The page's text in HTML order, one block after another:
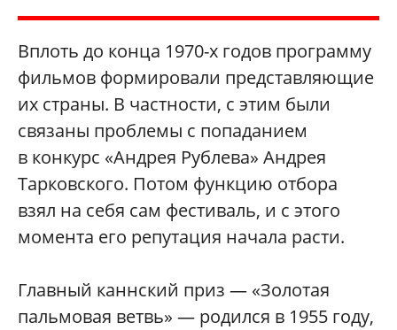
Вплоть до конца 1970-х годов программу
фильмов формировали представляющие
их страны. В частности, с этим были
связаны проблемы с попаданием
в конкурс «Андрея Рублева» Андрея
Тарковского. Потом функцию отбора
взял на себя сам фестиваль, и с этого
момента его репутация начала расти.
Главный каннский приз — «Золотая
пальмовая ветвь» — родился в 1955 году,